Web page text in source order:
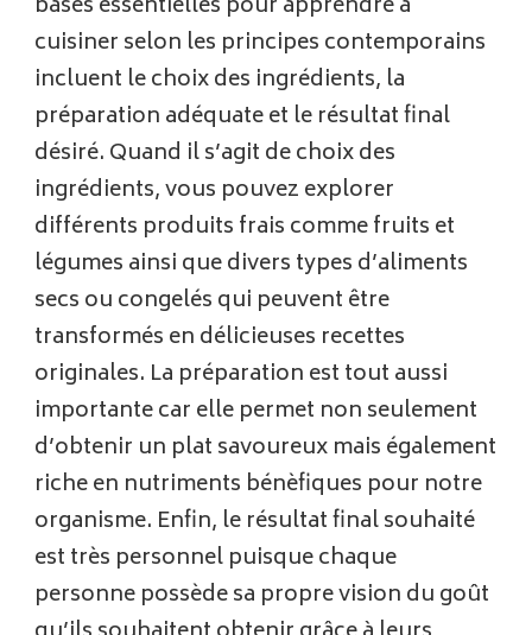
cuisiner selon les principes contemporains
incluent le choix des ingrédients, la
préparation adéquate et le résultat final
désiré. Quand il s’agit de choix des
ingrédients, vous pouvez explorer
différents produits frais comme fruits et
légumes ainsi que divers types d’aliments
secs ou congelés qui peuvent être
transformés en délicieuses recettes
originales. La préparation est tout aussi
importante car elle permet non seulement
d’obtenir un plat savoureux mais également
riche en nutriments bénèfiques pour notre
organisme. Enfin, le résultat final souhaité
est très personnel puisque chaque
personne possède sa propre vision du goût